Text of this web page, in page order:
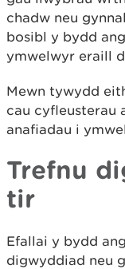
chadw neu
bosibl y bydd
ymwelwyr eraill
Mewn tywydd
cau cyfleusterau
anafiadau i
Trefnu
tir
Efallai y bydd
digwyddiad neu